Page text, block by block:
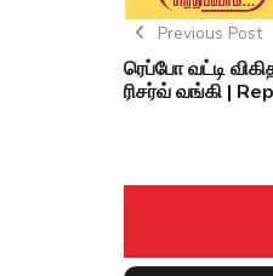
Previous Post
ரெப்போ வட்டி
ரிசர்வ் வங்கி |